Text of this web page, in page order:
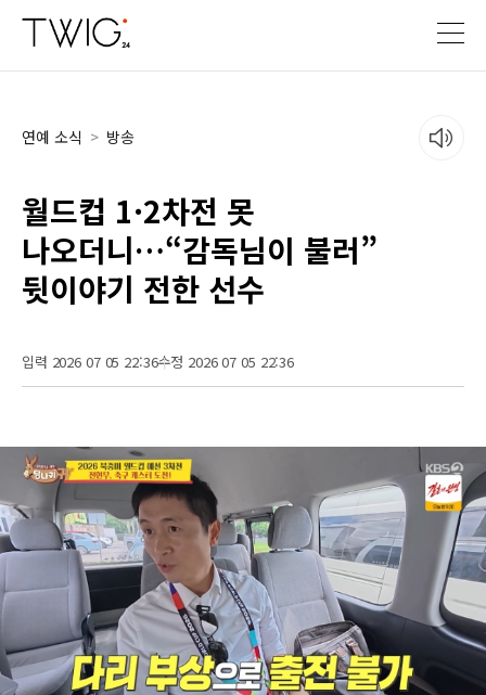
연예 소식 > 방송
월드컵 1·2차전 못
나오더니…“감독님이 불러”
뒷이야기 전한 선수
입력 2026 07 05 22:36수정 2026 07 05 22:36